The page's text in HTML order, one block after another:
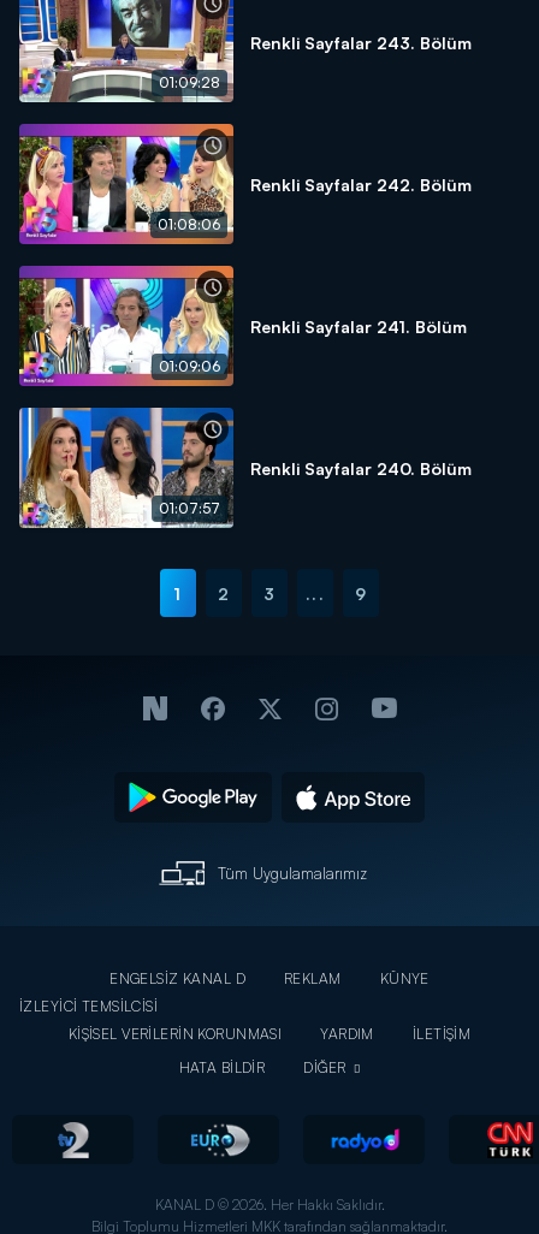
01:09:28
Renkli Sayfalar 243. Bölüm
01:08:06
Renkli Sayfalar 242. Bölüm
01:09:06
Renkli Sayfalar 241. Bölüm
01:07:57
Renkli Sayfalar 240. Bölüm
1 2 3 ... 9
Tüm Uygulamalarımız
ENGELSİZ KANAL D REKLAM
KÜNYE
İZLEYİCİ TEMSİLCİSİ
KİŞİSEL VERİLERİN KORUNMASI
YARDIM
İLETİŞİM
HATA BİLDİR
DİĞER
KANAL D © 2026. Her Hakkı Saklıdır.
Bilgi Toplumu Hizmetleri MKK tarafından sağlanmaktadır.